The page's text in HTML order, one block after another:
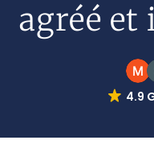
agréé et
4.9